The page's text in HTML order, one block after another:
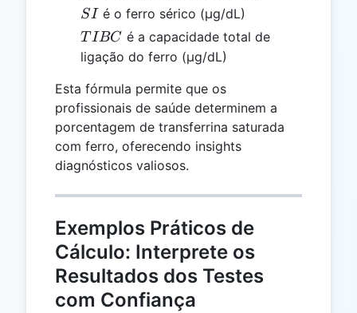
SI
SIé o ferro sérico (µg/dL)
TIBC
T IBC é a capacidade total de
ligação do ferro (µg/dL)
Esta fórmula permite que os
profissionais de saúde determinem a
porcentagem de transferrina saturada
com ferro, oferecendo insights
diagnósticos valiosos.
Exemplos Práticos de
Cálculo: Interprete os
Resultados dos Testes
com Confiança